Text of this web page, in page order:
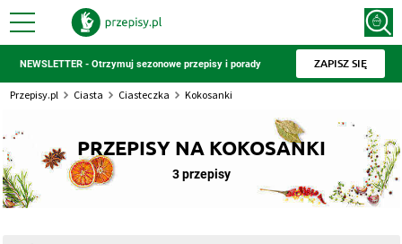
NEWSLETTER - Otrzymuj sezonowe przepisy i porady ZAPISZ SIĘ
Przepisy.pl Ciasta Ciasteczka Kokosanki
PRZEPISY NA KOKOSANKI
3 przepisy